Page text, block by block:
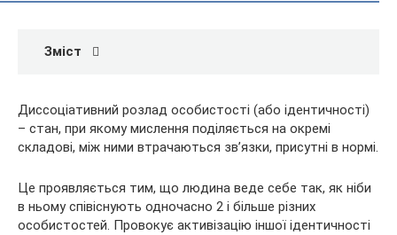
Зміст
Диссоціативний розлад особистості (або ідентичності)
– стан, при якому мислення поділяється на окремі
складові, між ними втрачаються зв’язки, присутні в нормі.
Це проявляється тим, що людина веде себе так, як ніби
в ньому співіснують одночасно 2 і більше різних
особистостей. Провокує активізацію іншої ідентичності